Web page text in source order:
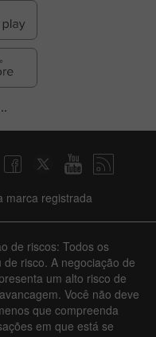
Forecast Previous
marca registrada
de riscos: Todos os
risco. A negociação de
um alto risco de
Você não deve
que compreenda
em que está se